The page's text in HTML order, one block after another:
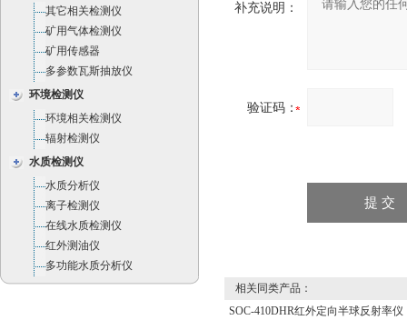
其它相关检测仪
矿用气体检测仪
矿用传感器
多参数瓦斯抽放仪
环境检测仪
环境相关检测仪
辐射检测仪
水质检测仪
水质分析仪
离子检测仪
在线水质检测仪
红外测油仪
多功能水质分析仪
补充说明：
验证码：
相关同类产品：
SOC-410DHR红外定向半球反射率仪